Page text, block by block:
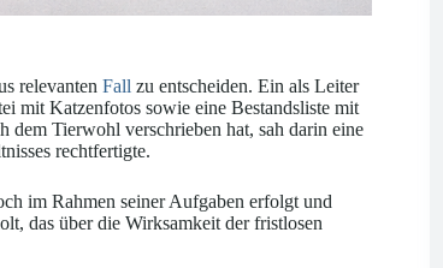
relevanten Fall zu entscheiden. Ein als Leiter
mit Katzenfotos sowie eine Bestandsliste mit
dem Tierwohl verschrieben hat, sah darin eine
rechtfertigte.
im Rahmen seiner Aufgaben erfolgt und
das über die Wirksamkeit der fristlosen